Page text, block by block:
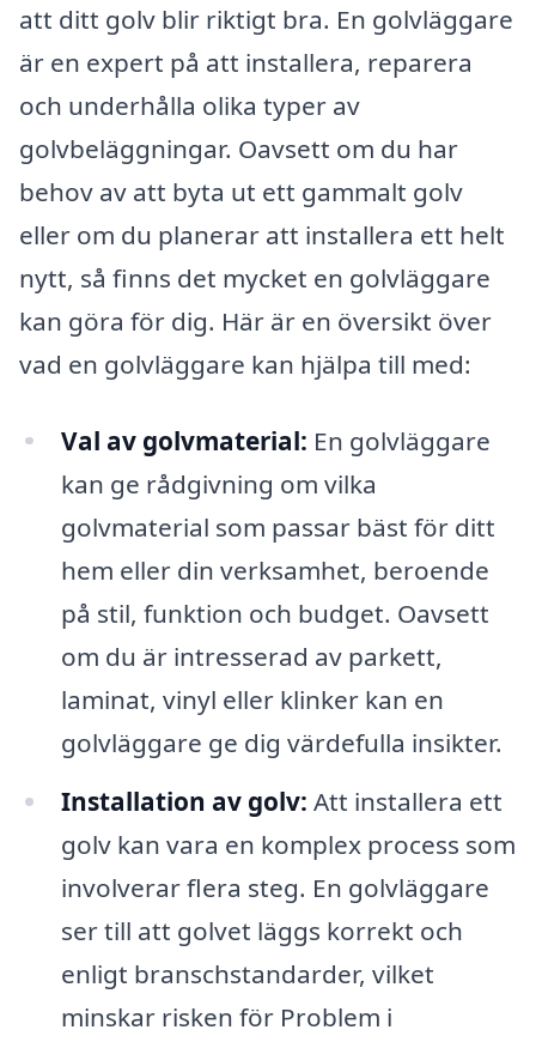
att ditt golv blir riktigt bra. En golvläggare
är en expert på att installera, reparera
och underhålla olika typer av
golvbeläggningar. Oavsett om du har
behov av att byta ut ett gammalt golv
eller om du planerar att installera ett helt
nytt, så finns det mycket en golvläggare
kan göra för dig. Här är en översikt över
vad en golvläggare kan hjälpa till med:
Val av golvmaterial: En golvläggare
kan ge rådgivning om vilka
golvmaterial som passar bäst för ditt
hem eller din verksamhet, beroende
på stil, funktion och budget. Oavsett
om du är intresserad av parkett,
laminat, vinyl eller klinker kan en
golvläggare ge dig värdefulla insikter.
Installation av golv: Att installera ett
golv kan vara en komplex process som
involverar flera steg. En golvläggare
ser till att golvet läggs korrekt och
enligt branschstandarder, vilket
minskar risken för Problem i